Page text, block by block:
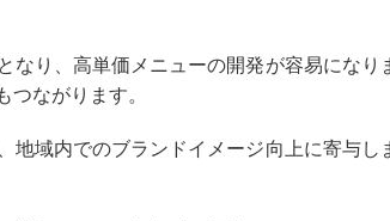
なり、高単価メニューの開発が容易にな
ながります。
域内でのブランドイメージ向上に寄与